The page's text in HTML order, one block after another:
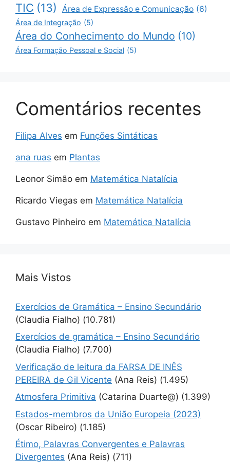
TIC (13) Área de Expressão e Comunicação (6)
Área de Integração (5)
Área do Conhecimento do Mundo (10)
Área Formação Pessoal e Social (5)
Comentários recentes
Filipa Alves em Funções Sintáticas
ana ruas em Plantas
Leonor Simão em Matemática Natalícia
Ricardo Viegas em Matemática Natalícia
Gustavo Pinheiro em Matemática Natalícia
Mais Vistos
Exercícios de Gramática – Ensino Secundário
(Claudia Fialho) (10.781)
Exercícios de gramática – Ensino Secundário
(Claudia Fialho) (7.700)
Verificação de leitura da FARSA DE INÊS
PEREIRA de Gil Vicente (Ana Reis) (1.495)
Atmosfera Primitiva (Catarina Duarte@) (1.399)
Estados-membros da União Europeia (2023)
(Oscar Ribeiro) (1.185)
Étimo, Palavras Convergentes e Palavras
Divergentes (Ana Reis) (711)